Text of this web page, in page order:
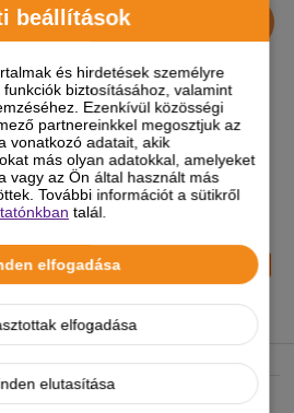
beállítások
és hirdetések személyre
biztosításához, valamint
Ezenkívül közösségi
partnereinkkel megosztjuk az
vonatkozó adatait, akik
más olyan adatokkal, amelyeket
vagy az Ön által használt más
További információt a sütikről
talál.
elfogadása
elfogadása
elutasítása
1-3
590 Ft
-5%
Készleten, várható szállítás 1-3
munkanap
-
AJÁNLJUK